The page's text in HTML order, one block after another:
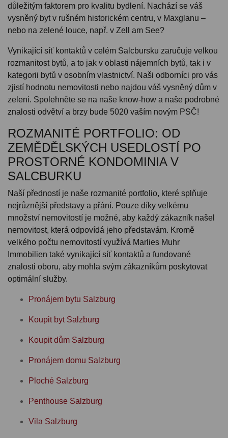
důležitým faktorem pro kvalitu bydlení. Nachází se váš
vysněný byt v rušném historickém centru, v Maxglanu –
nebo na zelené louce, např. v Zell am See?
Vynikající síť kontaktů v celém Salcbursku zaručuje velkou
rozmanitost bytů, a to jak v oblasti nájemních bytů, tak i v
kategorii bytů v osobním vlastnictví. Naši odborníci pro vás
zjistí hodnotu nemovitosti nebo najdou váš vysněný dům v
zeleni. Spolehněte se na naše know-how a naše podrobné
znalosti odvětví a brzy bude 5020 vaším novým PSČ!
ROZMANITÉ PORTFOLIO: OD
ZEMĚDĚLSKÝCH USEDLOSTÍ PO
PROSTORNÉ KONDOMINIA V
SALCBURKU
Naší předností je naše rozmanité portfolio, které splňuje
nejrůznější představy a přání. Pouze díky velkému
množství nemovitostí je možné, aby každý zákazník našel
nemovitost, která odpovídá jeho představám. Kromě
velkého počtu nemovitostí využívá Marlies Muhr
Immobilien také vynikající síť kontaktů a fundované
znalosti oboru, aby mohla svým zákazníkům poskytovat
optimální služby.
Pronájem bytu Salzburg
Koupit byt Salzburg
Koupit dům Salzburg
Pronájem domu Salzburg
Ploché Salzburg
Penthouse Salzburg
Vila Salzburg